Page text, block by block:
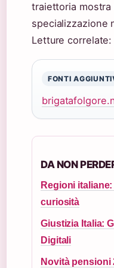
traiettoria mostra
specializzazione
Letture correlate:
FONTI
DA NON
Regioni
curiosità
Giustizia Italia:
Digitali
Novità pensioni